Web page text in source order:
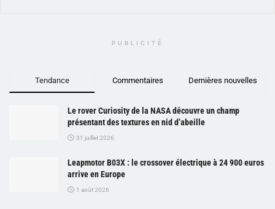
PUBLICITÉ
Tendance Commentaires Dernières nouvelles
Le rover Curiosity de la NASA découvre un champ
présentant des textures en nid d’abeille
31 juillet 2026
Leapmotor B03X : le crossover électrique à 24 900 euros
arrive en Europe
1 août 2026